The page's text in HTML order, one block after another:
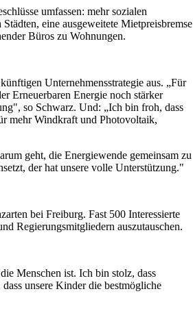
umfassen: mehr sozialen
eine ausgeweitete Mietpreisbremse
Büros zu Wohnungen.
Unternehmensstrategie aus. „Für
Erneuerbaren Energie noch stärker
so Schwarz. Und: „Ich bin froh, dass
mehr Windkraft und Photovoltaik,
geht, die Energiewende gemeinsam zu
der hat unsere volle Unterstützung."
bei Freiburg. Fast 500 Interessierte
Regierungsmitgliedern auszutauschen.
Menschen ist. Ich bin stolz, dass
unsere Kinder die bestmögliche